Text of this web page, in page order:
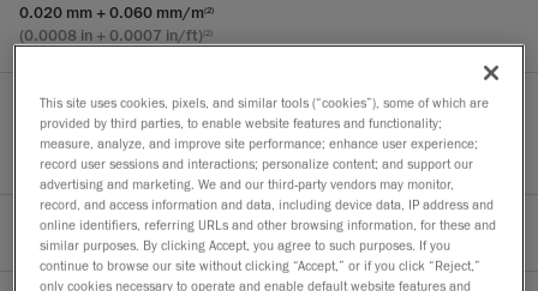
0.020 mm + 0.060 mm/m(2)
(0.0008 in + 0.0007 in/ft)(2)
Volumetric accuracy with MaxSHOT Next™|Elite
0.030 mm + 0.015 mm/m
(0.0012 in + 0.00018 in/ft)
Measurement capabilities (at a working distance of 0.35 m (1.2ft) )
This site uses cookies, pixels, and similar tools (“cookies”), some of which are
provided by third parties, to enable website features and functionality;
measure, analyze, and improve site performance; enhance user experience;
record user sessions and interactions; personalize content; and support our
advertising and marketing. We and our third-party vendors may monitor,
record, and access information and data, including device data, IP address and
online identifiers, referring URLs and other browsing information, for these and
similar purposes. By clicking Accept, you agree to such purposes. If you
continue to browse our site without clicking “Accept,” or if you click “Reject,”
only cookies necessary to operate and enable default website features and